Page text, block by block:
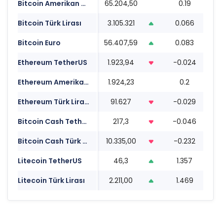
Bitcoin Amerikan Doları
65.204,50 0.19
Bitcoin Türk Lirası
3.105.321 0.066
Bitcoin Euro
56.407,59 0.083
Ethereum TetherUS
1.923,94 -0.024
Ethereum Amerikan Doları
1.924,23 0.2
Ethereum Türk Lirası
91.627 -0.029
Bitcoin Cash TetherUS
217,3 -0.046
Bitcoin Cash Türk Lirası
10.335,00 -0.232
Litecoin TetherUS
46,3 1.357
Litecoin Türk Lirası
2.211,00 1.469